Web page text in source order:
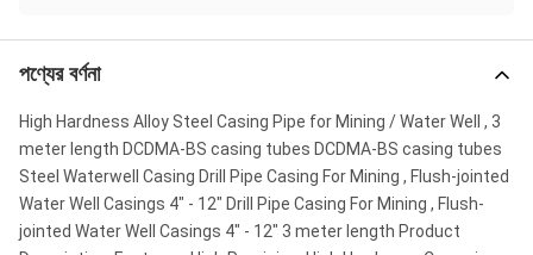
পণ্যের বর্ণনা
High Hardness Alloy Steel Casing Pipe for Mining / Water Well , 3
meter length DCDMA-BS casing tubes DCDMA-BS casing tubes
Steel Waterwell Casing Drill Pipe Casing For Mining , Flush-jointed
Water Well Casings 4" - 12" Drill Pipe Casing For Mining , Flush-
jointed Water Well Casings 4" - 12" 3 meter length Product